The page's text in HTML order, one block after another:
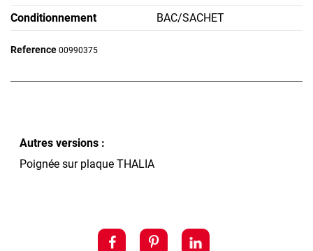
Conditionnement
BAC/SACHET
Reference 00990375
Autres versions :
Poignée sur plaque THALIA